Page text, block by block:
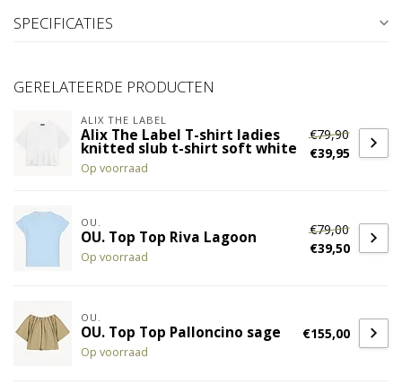
SPECIFICATIES
GERELATEERDE PRODUCTEN
ALIX THE LABEL
Alix The Label T-shirt ladies
knitted slub t-shirt soft white
Op voorraad
€79,90
€39,95
OU.
OU. Top Top Riva Lagoon
Op voorraad
€79,00
€39,50
OU.
OU. Top Top Palloncino sage
Op voorraad
€155,00